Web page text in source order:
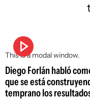
This is a modal window.
Diego Forlán habló
que se está
temprano los